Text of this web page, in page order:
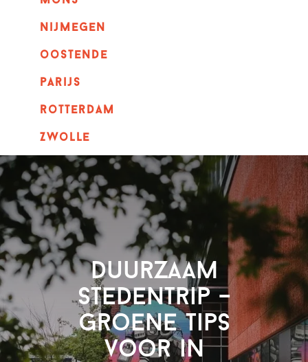
nijmegen
oostende
parijs
rotterdam
Zwolle
Duurzaam
stedentrip –
groene tips
voor in